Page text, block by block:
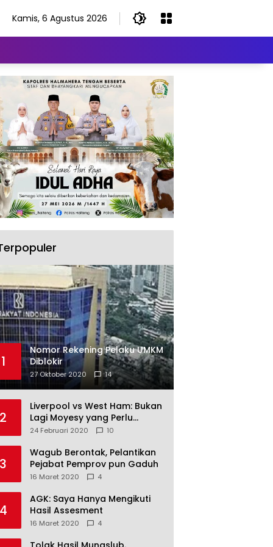
Kamis, 6 Agustus 2026
1
Nomor Rekening Pelaku UMKM
Diblokir
27 Oktober 2020 14
2
Liverpool vs West Ham: Bukan
Lagi Moyesy yang Perlu
Ditakuti
24 Februari 2020 10
3
Wagub Berontak, Pelantikan
Pejabat Pemprov pun Gaduh
16 Maret 2020 4
4
AGK: Saya Hanya Mengikuti
Hasil Assesment
16 Maret 2020 4